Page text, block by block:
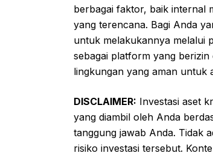
berbagai faktor, baik internal
yang terencana. Bagi Anda
untuk melakukannya melalui
sebagai platform yang berizin
lingkungan yang aman untuk
DISCLAIMER: Investasi aset
yang diambil oleh Anda
tanggung jawab Anda. Tidak
risiko investasi tersebut.